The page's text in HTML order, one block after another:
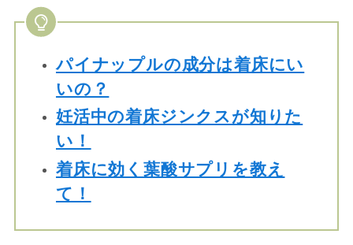
パイナップルの成分は着床にい
いの？
妊活中の着床ジンクスが知りた
い！
着床に効く葉酸サプリを教え
て！